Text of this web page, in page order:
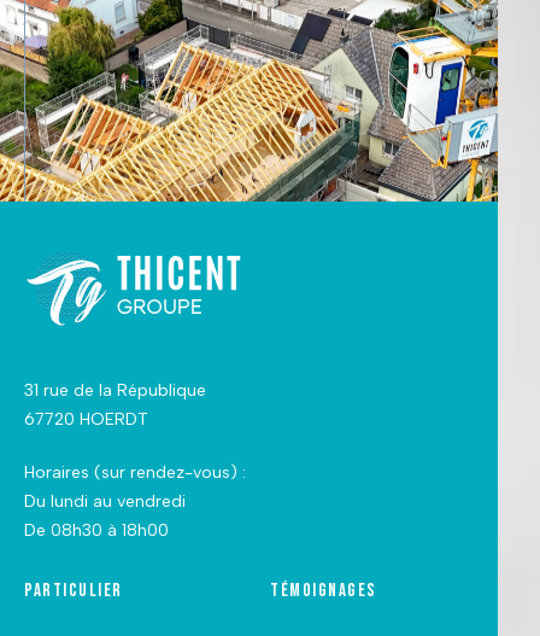
31 rue de la République
67720 HOERDT
Horaires (sur rendez-vous) :
Du lundi au vendredi
De 08h30 à 18h00
Particulier Témoignages